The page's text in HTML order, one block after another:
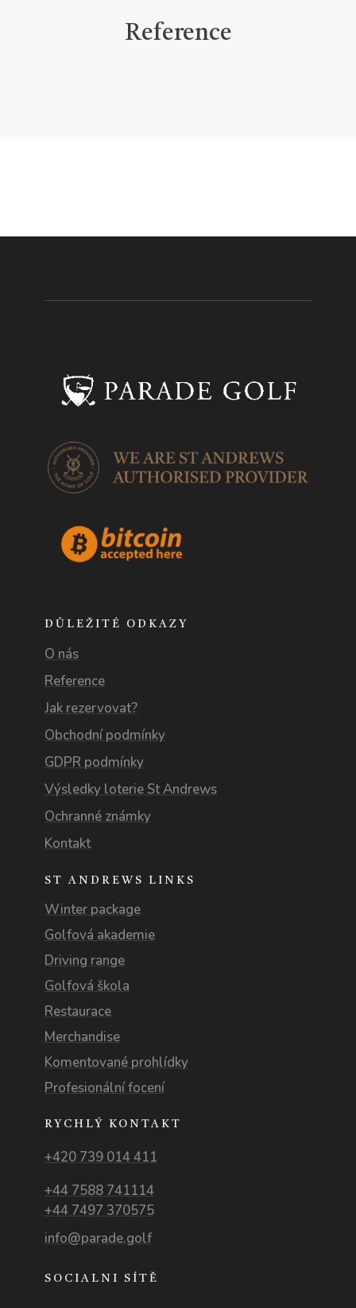
Reference
DŮLEŽITÉ ODKAZY
O nás
Reference
Jak rezervovat?
Obchodní podmínky
GDPR podmínky
Výsledky loterie St Andrews
Ochranné známky
Kontakt
ST ANDREWS LINKS
Winter package
Golfová akademie
Driving range
Golfová škola
Restaurace
Merchandise
Komentované prohlídky
Profesionální focení
RYCHLÝ KONTAKT
+420 739 014 411
+44 7588 741114
+44 7497 370575
info@parade.golf
SOCIALNI SÍTĚ